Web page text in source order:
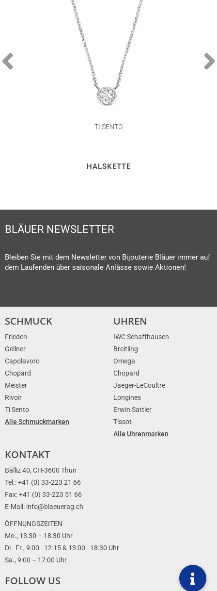
TI SENTO
HALSKETTE
BLÄUER NEWSLETTER
Bleiben Sie mit dem Newsletter von Bijouterie Bläuer immer auf
dem Laufenden über saisonale Anlässe sowie Aktionen!
SCHMUCK
Frieden
Gellner
Capolavoro
Chopard
Meister
Rivoir
Ti Sento
Alle Schmuckmarken
UHREN
IWC Schaffhausen
Breitling
Omega
Chopard
Jaeger-LeCoultre
Longines
Erwin Sattler
Tissot
Alle Uhrenmarken
KONTAKT
Bälliz 40, CH-3600 Thun
Tel.: +41 (0) 33-223 21 66
Fax: +41 (0) 33-223 51 66
E-Mail: info@blaeuerag.ch
ÖFFNUNGSZEITEN
Mo., 13:30 – 18:30 Uhr
Di - Fr., 9:00 - 12:15 & 13:00 - 18:30 Uhr
Sa., 9:00 – 17:00 Uhr
FOLLOW US